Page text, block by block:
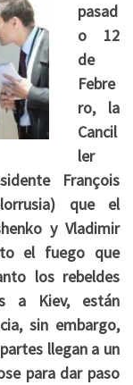
pasad
o 12
de
Febre
ro, la
Cancil
ler
François
que el
y Vladimir
el fuego que
los rebeldes
a Kiev, están
sin embargo,
llegan a un
para dar paso